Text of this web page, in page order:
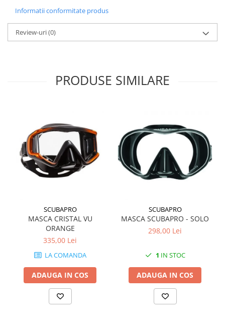
Informatii conformitate produs
Review-uri(0)
PRODUSE SIMILARE
SCUBAPRO
MASCA CRISTAL VU
ORANGE
335,00 Lei
LA COMANDA
ADAUGA IN COS
SCUBAPRO
MASCA SCUBAPRO - SOLO
298,00 Lei
1 IN STOC
ADAUGA IN COS